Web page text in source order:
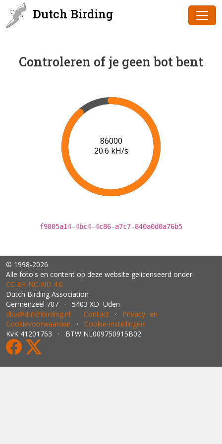
Dutch Birding
Controleren of je geen bot bent
86000
20.6 kH/s
f9805a14-4bc4-4c86-a7c7-840a0d0a76b5
© 1998-2026
Alle foto's en content op deze website gelicenseerd onder
CC BY‑NC‑ND 4.0
Dutch Birding Association
Germenzeel 707 · 5403 XD Uden
dba@dutchbirding.nl · Contact · Privacy- en
Cookievoorwaarden · Cookie-instellingen
KvK 41201763 · BTW NL009750915B02